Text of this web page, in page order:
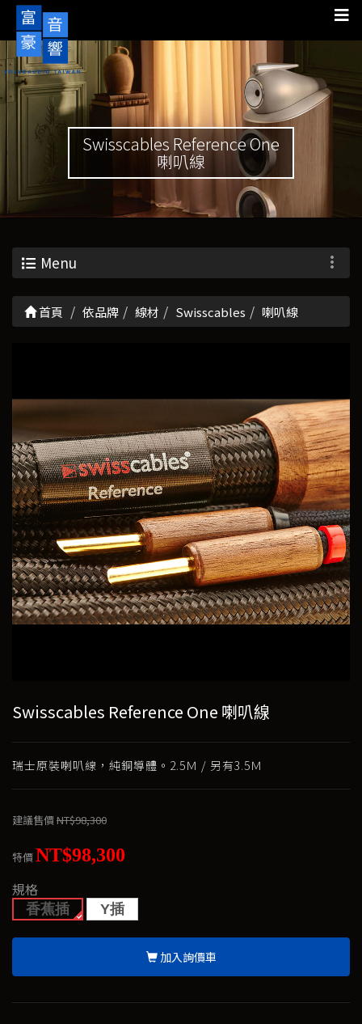
Swisscables Reference One
喇叭線
Menu
首頁 依品牌 線材 Swisscables 喇叭線
Swisscables Reference One 喇叭線
瑞士原裝喇叭線，純銅導體。2.5Ｍ / 另有3.5Ｍ
建議售價NT$98,300
特價NT$98,300
規格
香蕉插 Y插
加入詢價車